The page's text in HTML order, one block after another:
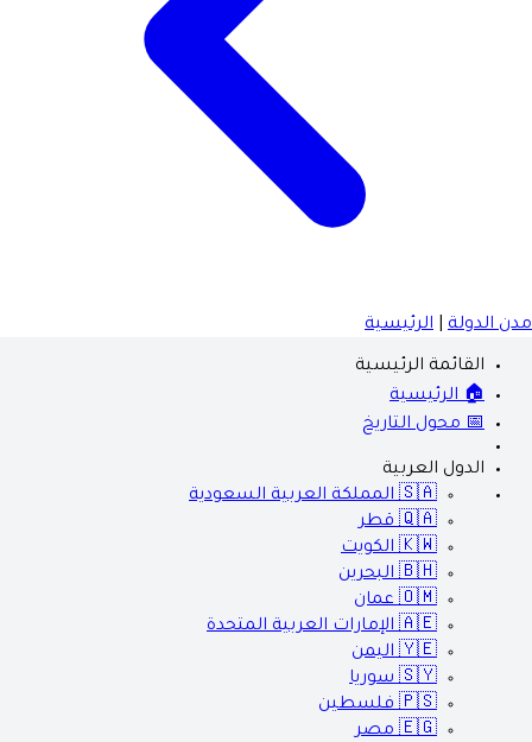
مدن الدولة الرئيسية
القائمة الرئيسية
🏠 الرئيسية
📅 محول التاريخ
الدول العربية
🇸🇦 المملكة العربية السعودية
🇶🇦 قطر
🇰🇼 الكويت
🇧🇭 البحرين
🇴🇲 عمان
🇦🇪 الإمارات العربية المتحدة
🇾🇪 اليمن
🇸🇾 سوريا
🇵🇸 فلسطين
🇪🇬 مصر